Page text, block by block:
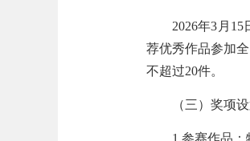
2026年3月
荐优秀作品参加
不超过20件。
（三）奖项
1.参赛作品